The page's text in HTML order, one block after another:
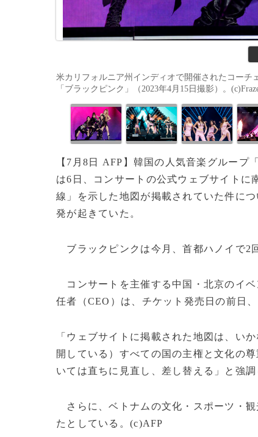
米カリフォルニア州インディオで開催されたコー
「ブラックピンク」（2023年4月15日撮影）。
【7月8日 AFP】韓国の人気音楽グループ
は6日、コンサートの公式ウェブサイトに
線」を示した地図が掲載されていた件に
発が起きていた。
ブラックピンクは今月、首都ハノイで2
コンサートを主催する中国・北京のイベ
任者（CEO）は、チケット発売日の前日
「ウェブサイトに掲載された地図は、い
開している）すべての国の主権と文化の
いては直ちに見直し、差し替える」と強調
さらに、ベトナムの文化・スポーツ・
たとしている。(c)AFP